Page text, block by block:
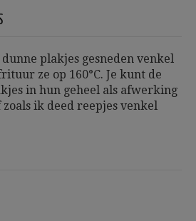
plakjes gesneden venkel
ze op 160°C. Je kunt de
in hun geheel als afwerking
ik deed reepjes venkel